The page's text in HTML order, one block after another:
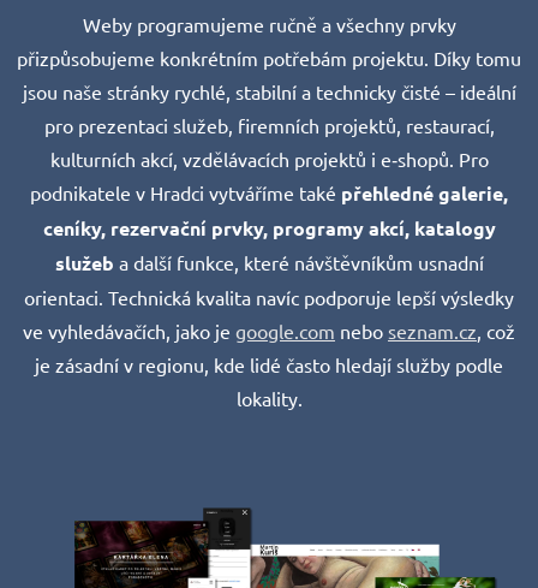
Weby programujeme ručně a všechny prvky
přizpůsobujeme konkrétním potřebám projektu. Díky tomu
jsou naše stránky rychlé, stabilní a technicky čisté – ideální
pro prezentaci služeb, firemních projektů, restaurací,
kulturních akcí, vzdělávacích projektů i e‑shopů. Pro
podnikatele v Hradci vytváříme také přehledné galerie,
ceníky, rezervační prvky, programy akcí, katalogy
služeb a další funkce, které návštěvníkům usnadní
orientaci. Technická kvalita navíc podporuje lepší výsledky
ve vyhledávačích, jako je google.com nebo seznam.cz , což
je zásadní v regionu, kde lidé často hledají služby podle
lokality.